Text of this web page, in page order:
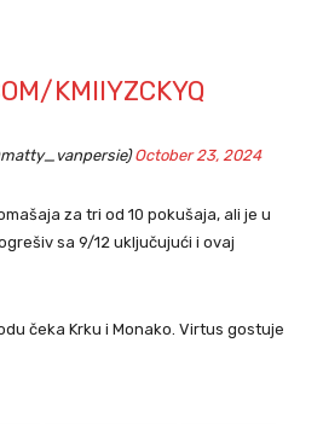
KMIIYZCKYQ
October 23, 2024
za tri od 10 pokušaja, ali je u
sa 9/12 uključujući i ovaj
čeka Krku i Monako. Virtus gostuje